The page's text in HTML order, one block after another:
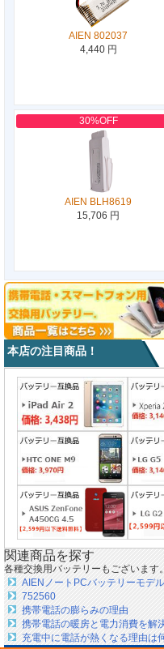
AIEN 802037
4,440 円
30%OFF
AIEN BLH8619
15,706 円
本店の注目商品！
関連商品を探す
各種交換用バッテリーもございます。
AIENノートPCバッテリーモデ
752560
携帯電話の膨らみの理由
携帯電話の暖房と電力消費を解
充電中に電話が熱くなる理由は